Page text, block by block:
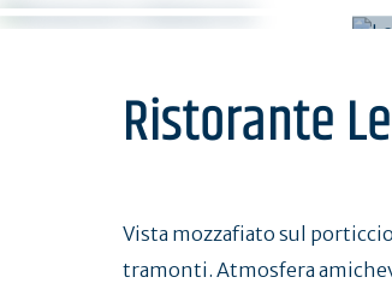
Ristorante
Vista mozzafiato sul
tramonti. Atmosfera